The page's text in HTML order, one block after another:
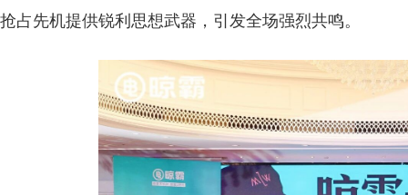
抢占先机提供锐利思想武器，引发全场强烈共鸣。